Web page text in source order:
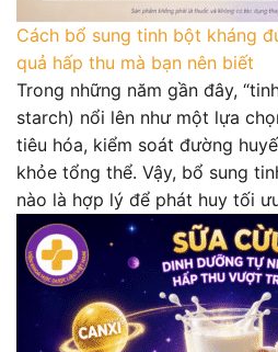
Cách bổ sung tinh bột kháng
quả hấp thu mà bạn nên biết
Trong những năm gần đây,
starch) nổi lên như một lựa
tiêu hóa, kiểm soát đường
khỏe tổng thể. Vậy, bổ sung
nào là hợp lý để phát huy tối